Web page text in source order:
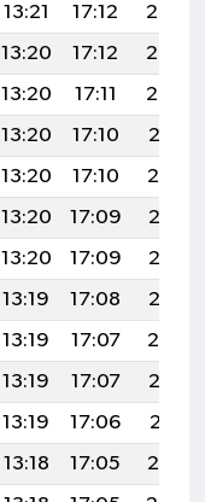
13:21 17:12
20:25
13:20 17:12
20:23
13:20 17:11
20:22
13:20 17:10
20:21
13:20 17:10
20:19
13:20 17:09
20:18
13:20 17:09
20:17
13:19 17:08
20:15
13:19 17:07
20:14
13:19 17:07
20:12
13:19 17:06
20:11
13:18 17:05
20:10